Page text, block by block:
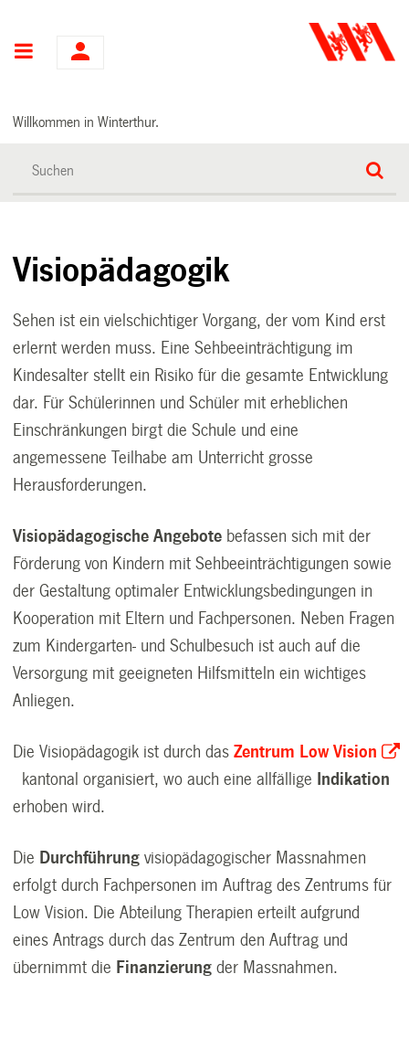
Hauptnavigation
Willkommen in Winterthur.
Visiopädagogik
Sehen ist ein vielschichtiger Vorgang, der vom Kind erst
erlernt werden muss. Eine Sehbeeinträchtigung im
Kindesalter stellt ein Risiko für die gesamte Entwicklung
dar. Für Schülerinnen und Schüler mit erheblichen
Einschränkungen birgt die Schule und eine
angemessene Teilhabe am Unterricht grosse
Herausforderungen.
VisiopädagogischeAngebote befassen sich mit der
Förderung von Kindern mit Sehbeeinträchtigungen sowie
der Gestaltung optimaler Entwicklungsbedingungen in
Kooperation mit Eltern und Fachpersonen. Neben Fragen
zum Kindergarten- und Schulbesuch ist auch auf die
Versorgung mit geeigneten Hilfsmitteln ein wichtiges
Anliegen.
Die Visiopädagogik ist durch dasZentrum LowVision
kantonal organisiert, wo auch eine allfällige Indikation
erhoben wird.
Die Durchführungvisiopädagogischer Massnahmen
erfolgt durch Fachpersonen im Auftrag des Zentrums für
Low Vision. Die Abteilung Therapien erteilt aufgrund
eines Antrags durch das Zentrum den Auftrag und
übernimmt die Finanzierung der Massnahmen.